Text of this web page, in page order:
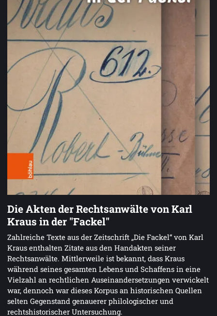
Die Akten der Rechtsanwälte von Karl
Kraus in der "Fackel"
Zahlreiche Texte aus der Zeitschrift „Die Fackel“ von Karl
Kraus enthalten Zitate aus den Handakten seiner
Rechtsanwälte. Mittlerweile ist bekannt, dass Kraus
während seines gesamten Lebens und Schaffens in eine
Vielzahl an rechtlichen Auseinandersetzungen verwickelt
war, dennoch war dieses Korpus an historischen Quellen
selten Gegenstand genauerer philologischer und
rechtshistorischer Untersuchung.